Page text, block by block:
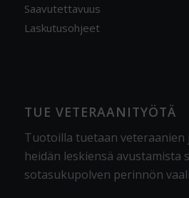
Saavutettavuus
Laskutusohjeet
TUE VETERAANITYÖTÄ
Tuotoilla tuetaan veteraanien
heidän leskiensä avustamista
sotasukupolven perinnön